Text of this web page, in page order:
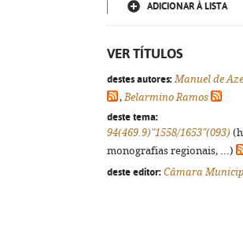
ADICIONAR À LISTA
VER TÍTULOS
destes autores: Manuel de
,Belarmino Ramos
deste tema:
94(469.9)"1558/1653"(093)
monografias regionais, ...)
deste editor: Câmara